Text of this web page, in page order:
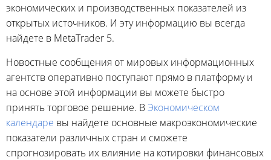
экономических и производственных показателей из
открытых источников. И эту информацию вы всегда
найдете в MetaTrader 5.
Новостные сообщения от мировых информационных
агентств оперативно поступают прямо в платформу и
на основе этой информации вы можете быстро
принять торговое решение. ВЭкономическом
календаре вы найдете основные макроэкономические
показатели различных стран и сможете
спрогнозировать их влияние на котировки финансовых